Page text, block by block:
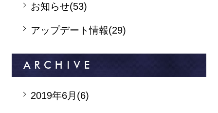
お知らせ(53)
アップデート情報(29)
2019年6月(6)